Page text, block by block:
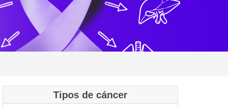
Tipos de cáncer